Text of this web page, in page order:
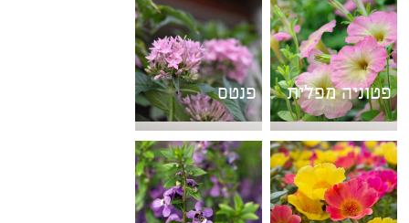
פטוניה מפלית פנטס